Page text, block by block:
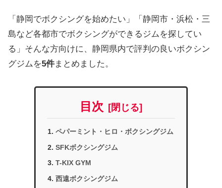
「静岡でボクシングを始めたい」「静岡市・浜松・三
島など各都市でボクシングができるジムを探してい
る」そんな方向けに、静岡県内で評判の良いボクシン
グジムを5件まとめました。
目次
ペパーミント・ヒロ・ボクシングジム
SFKボクシングジム
T-KIX GYM
西遠ボクシングジム